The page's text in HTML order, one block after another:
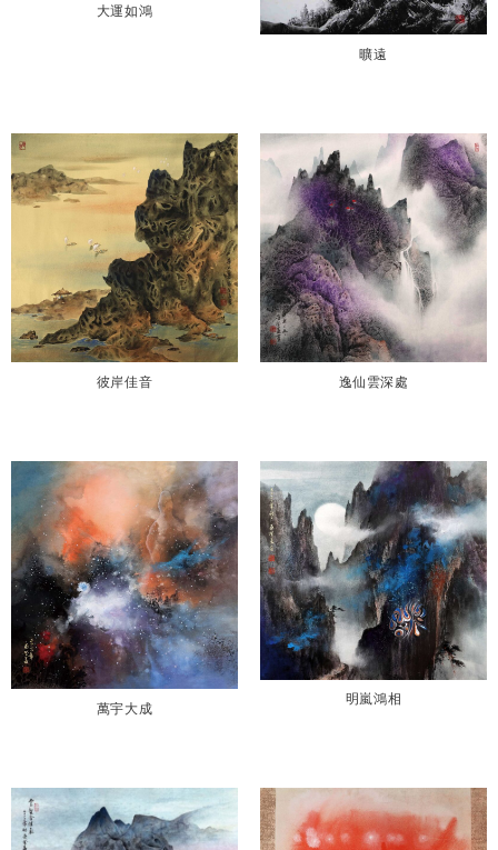
大運如鴻
曠遠
彼岸佳音 逸仙雲深處
萬宇大成
明嵐鴻相